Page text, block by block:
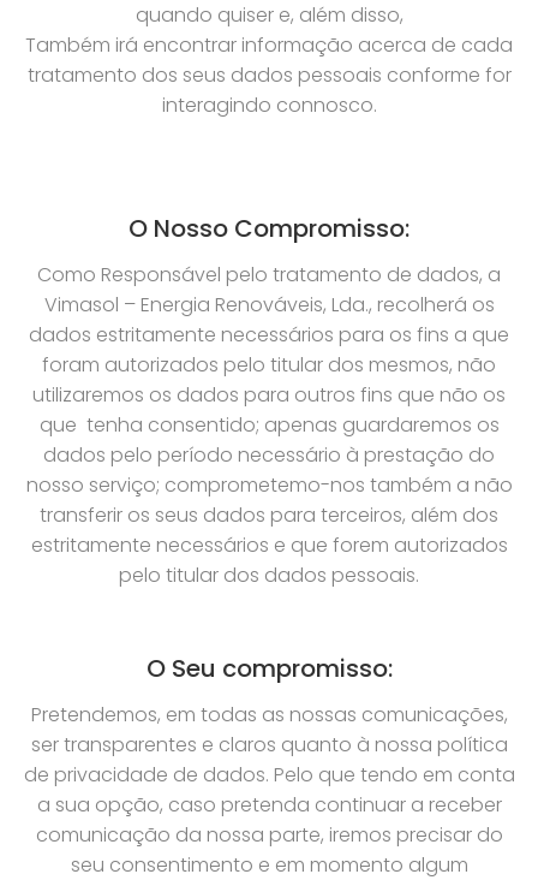
quando quiser e, além disso,
Também irá encontrar informação acerca de cada
tratamento dos seus dados pessoais conforme for
interagindo connosco.
O Nosso Compromisso:
Como Responsável pelo tratamento de dados, a
Vimasol – Energia Renováveis, Lda., recolherá os
dados estritamente necessários para os fins a que
foram autorizados pelo titular dos mesmos, não
utilizaremos os dados para outros fins que não os
que tenha consentido; apenas guardaremos os
dados pelo período necessário à prestação do
nosso serviço; comprometemo-nos também a não
transferir os seus dados para terceiros, além dos
estritamente necessários e que forem autorizados
pelo titular dos dados pessoais.
O Seu compromisso:
Pretendemos, em todas as nossas comunicações,
ser transparentes e claros quanto à nossa política
de privacidade de dados. Pelo que tendo em conta
a sua opção, caso pretenda continuar a receber
comunicação da nossa parte, iremos precisar do
seu consentimento e em momento algum